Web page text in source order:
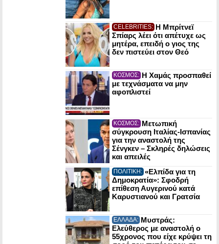
CELEBRITIES: Η Μπρίτνεϊ
Σπίαρς λέει ότι απέτυχε ως
μητέρα, επειδή ο γιος της
δεν πιστεύει στον Θεό
ΚΟΣΜΟΣ: Η Χαμάς προσπαθεί
με τεχνάσματα να μην
αφοπλιστεί
ΚΟΣΜΟΣ: Μετωπική
σύγκρουση Ιταλίας-Ισπανίας
για την αναστολή της
Σένγκεν – Σκληρές δηλώσεις
και απειλές
ΠΟΛΙΤΙΚΗ: «Ελπίδα για τη
Δημοκρατία»: Σφοδρή
επίθεση Αυγερινού κατά
Καρυστιανού και Γρατσία
ΕΛΛΑΔΑ: Μυστράς:
Ελεύθερος με αναστολή ο
55χρονος που είχε κρύψει τη